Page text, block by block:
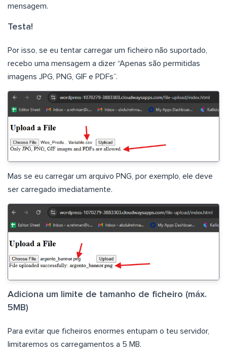
mensagem.
Testa!
Por isso, se eu tentar carregar um ficheiro não suportado,
recebo uma mensagem a dizer “Apenas são permitidas
imagens JPG, PNG, GIF e PDFs”.
Mas se eu carregar um arquivo PNG, por exemplo, ele deve
ser carregado imediatamente.
Adiciona um limite de tamanho de ficheiro (máx.
5MB)
Para evitar que ficheiros enormes entupam o teu servidor,
limitaremos os carregamentos a 5 MB.